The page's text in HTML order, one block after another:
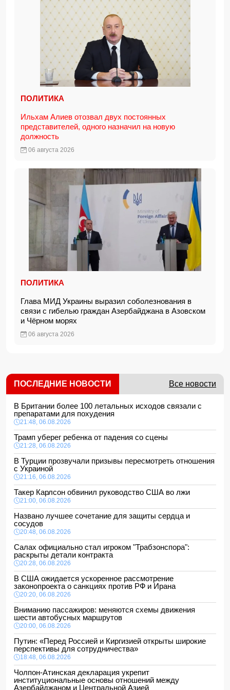
ПОЛИТИКА
Ильхам Алиев отозвал двух постоянных
представителей, одного назначил на новую
должность
06 августа 2026
ПОЛИТИКА
Глава МИД Украины выразил соболезнования в
связи с гибелью граждан Азербайджана в Азовском
и Чёрном морях
06 августа 2026
ПОСЛЕДНИЕ НОВОСТИ Все новости
В Британии более 100 летальных исходов связали с
препаратами для похудения
21:48, 06.08.2026
Трамп уберег ребенка от падения со сцены
21:28, 06.08.2026
В Турции прозвучали призывы пересмотреть отношения
с Украиной
21:16, 06.08.2026
Такер Карлсон обвинил руководство США во лжи
21:00, 06.08.2026
Названо лучшее сочетание для защиты сердца и
сосудов
20:48, 06.08.2026
Салах официально стал игроком "Трабзонспора":
раскрыты детали контракта
20:28, 06.08.2026
В США ожидается ускоренное рассмотрение
законопроекта о санкциях против РФ и Ирана
20:20, 06.08.2026
Вниманию пассажиров: меняются схемы движения
шести автобусных маршрутов
20:00, 06.08.2026
Путин: «Перед Россией и Киргизией открыты широкие
перспективы для сотрудничества»
18:48, 06.08.2026
Чолпон-Атинская декларация укрепит
институциональные основы отношений между
Азербайджаном и Центральной Азией